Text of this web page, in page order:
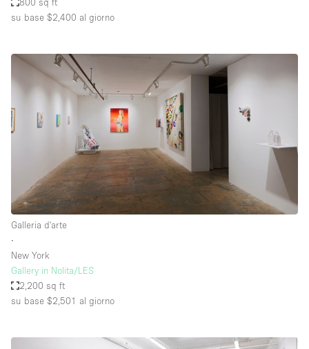
su base $2,400 al giorno
Galleria d'arte
∙
New York
Gallery in Nolita/LES
2,200 sq ft
su base $2,501 al giorno